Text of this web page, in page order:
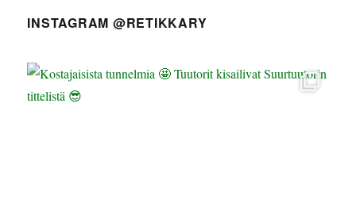
INSTAGRAM @RETIKKARY